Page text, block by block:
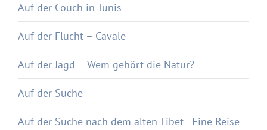
Auf der Couch in Tunis
Auf der Flucht – Cavale
Auf der Jagd – Wem gehört die Natur?
Auf der Suche
Auf der Suche nach dem alten Tibet - Eine Reise